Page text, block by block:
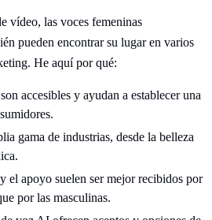
vídeo, las voces femeninas
pueden encontrar su lugar en varios
He aquí por qué:
accesibles y ayudan a establecer una
gama de industrias, desde la belleza
el apoyo suelen ser mejor recibidos por
por las masculinas.